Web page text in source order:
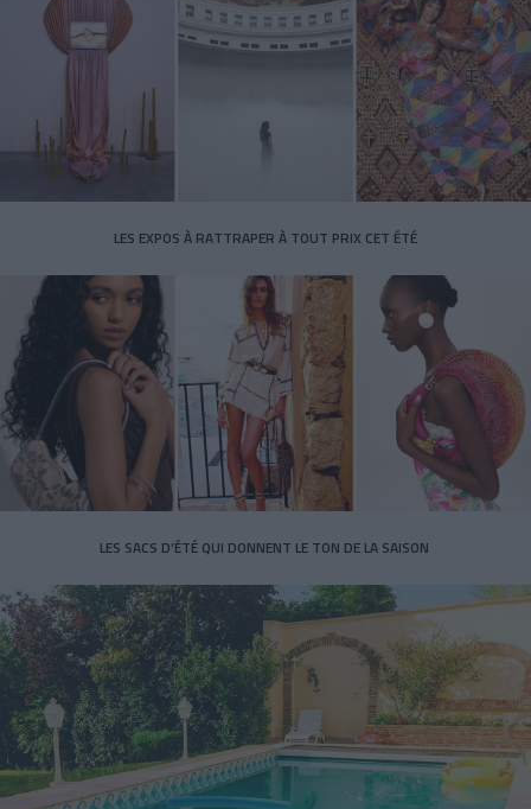
LES EXPOS À RATTRAPER À TOUT PRIX CET ÉTÉ
LES SACS D’ÉTÉ QUI DONNENT LE TON DE LA SAISON